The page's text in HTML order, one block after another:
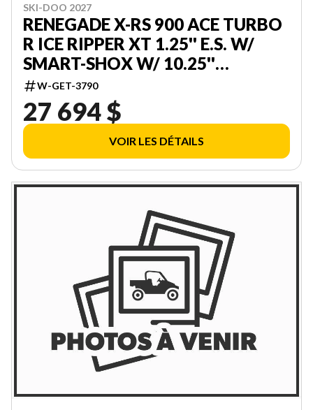
SKI-DOO 2027
RENEGADE X-RS 900 ACE TURBO
R ICE RIPPER XT 1.25'' E.S. W/
SMART-SHOX W/ 10.25''
TOUCHSCREEN 000DAVJ00
W-GET-3790
27 694 $
VOIR LES DÉTAILS